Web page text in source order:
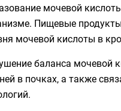
мочевой
Пищевые
мочевой кислоты в
баланса мочевой
в почках, а также